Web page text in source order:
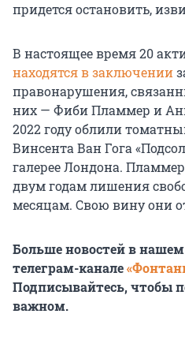
придется остановить,
В настоящее время 20
находятся в заключении
правонарушения,
них — Фиби Пламмер и
2022 году облили
Винсента Ван Гога
галерее Лондона.
двум годам лишения
месяцам. Свою вину они
Больше новостей в
телеграм-канале
Подписывайтесь, чтобы
важном.